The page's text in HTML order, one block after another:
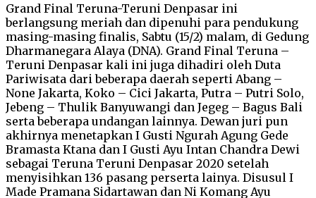
Grand Final Teruna-Teruni Denpasar ini
berlangsung meriah dan dipenuhi para pendukung
masing-masing finalis, Sabtu (15/2) malam, di Gedung
Dharmanegara Alaya (DNA). Grand Final Teruna –
Teruni Denpasar kali ini juga dihadiri oleh Duta
Pariwisata dari beberapa daerah seperti Abang –
None Jakarta, Koko – Cici Jakarta, Putra – Putri Solo,
Jebeng – Thulik Banyuwangi dan Jegeg – Bagus Bali
serta beberapa undangan lainnya. Dewan juri pun
akhirnya menetapkan I Gusti Ngurah Agung Gede
Bramasta Ktana dan I Gusti Ayu Intan Chandra Dewi
sebagai Teruna Teruni Denpasar 2020 setelah
menyisihkan 136 pasang perserta lainya. Disusul I
Made Pramana Sidartawan dan Ni Komang Ayu